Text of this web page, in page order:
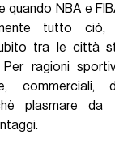
NBA e
tutto
tra le città
Per ragioni
commerciali,
plasmare da